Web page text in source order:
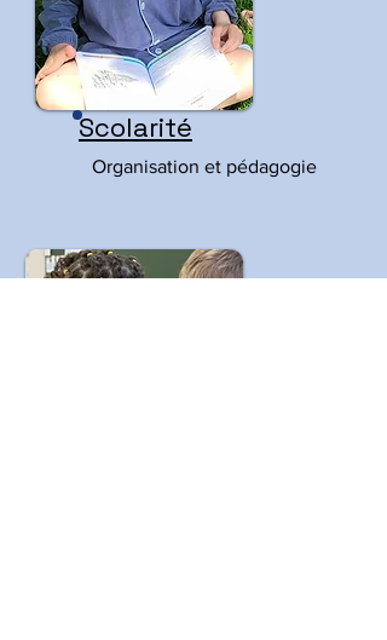
Scolarité
Organisation et pédagogie